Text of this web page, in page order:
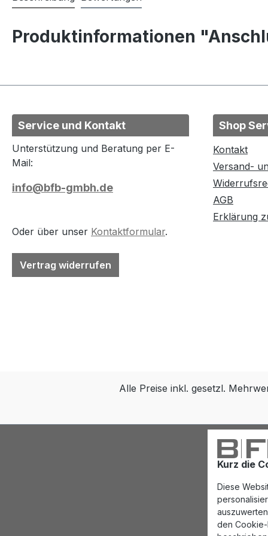
Kurz die
Diese
den Cookie-
Produktinformationen
Service und Kontakt
Unterstützung und Beratung per E-
Mail:
info@bfb-gmbh.de
Oder über unser Kontaktformular.
Vertrag widerrufen
Shop
Kontakt
Versand-
AGB
Erklärung
Alle Preise inkl. gesetzl.